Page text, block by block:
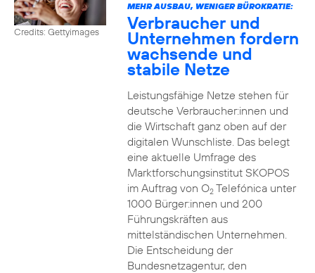
Credits: Gettyimages
MEHR AUSBAU, WENIGER BÜROKRATIE:
Verbraucher und
Unternehmen fordern
wachsende und
stabile Netze
Leistungsfähige Netze stehen für
deutsche Verbraucher:innen und
die Wirtschaft ganz oben auf der
digitalen Wunschliste. Das belegt
eine aktuelle Umfrage des
Marktforschungsinstitut SKOPOS
im Auftrag von O2Telefónica unter
1000 Bürger:innen und 200
Führungskräften aus
mittelständischen Unternehmen.
Die Entscheidung der
Bundesnetzagentur, den